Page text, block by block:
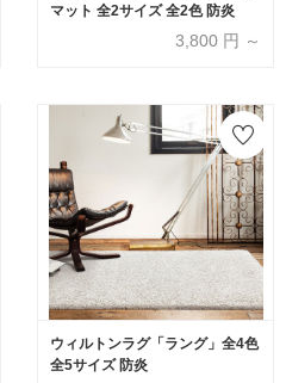
マット 全2サイズ 全2色 防炎
3,800 円 ～
ウィルトンラグ「ラング」全4色
全5サイズ 防炎